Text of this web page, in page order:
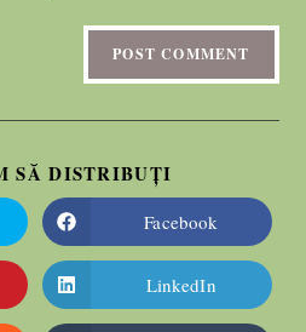
SĂ DISTRIBUȚI
Facebook
LinkedIn